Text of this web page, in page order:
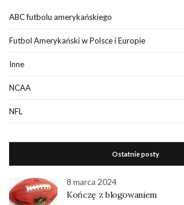
ABC futbolu amerykańskiego
Futbol Amerykański w Polsce i Europie
Inne
NCAA
NFL
Ostatnie posty
8 marca 2024
Kończę z blogowaniem